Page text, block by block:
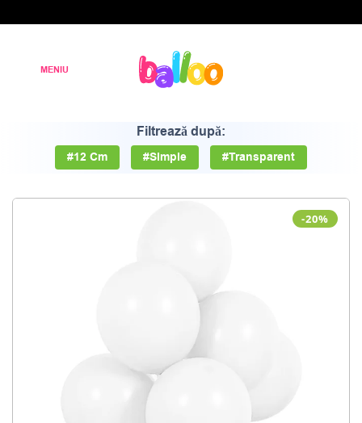
Filtrează după:
#12 Cm #Simple #Transparent
-20%